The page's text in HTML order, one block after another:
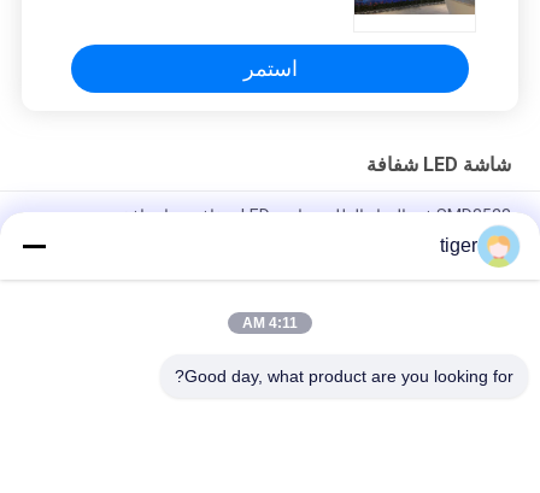
استمر
شاشة LED شفافة
SMD3528 في الهواء الطلق شاشة LED شفافة زجاج نافذة عرض
الفيديو
P3.91mm P7.82mm شاشة LED شفافة 1 متر قطرها مجلس الوزراء
tiger
4:11 AM
Good day, what product are you looking for?